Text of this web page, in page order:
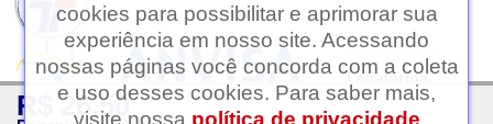
Ledafarma
Clique aqui...
R$ 26,50
cookies para possibilitar e aprimorar sua
experiência em nosso site. Acessando
nossas páginas você concorda com a coleta
e uso desses cookies. Para saber mais,
visite nossa política de privacidade